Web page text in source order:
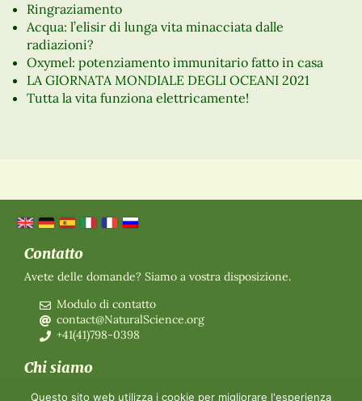
Ringraziamento
Acqua: l’elisir di lunga vita minacciata dalle
radiazioni?
Oxymel: potenziamento immunitario fatto in casa
LA GIORNATA MONDIALE DEGLI OCEANI 2021
Tutta la vita funziona elettricamente!
Contatto
Avete delle domande? Siamo a vostra disposizione.
Modulo di contatto
contact@NaturalScience.org
+41(41)798-0398
Chi siamo
Organizzazione
Questo sito web utilizza i cookie per migliorare l'esperienza